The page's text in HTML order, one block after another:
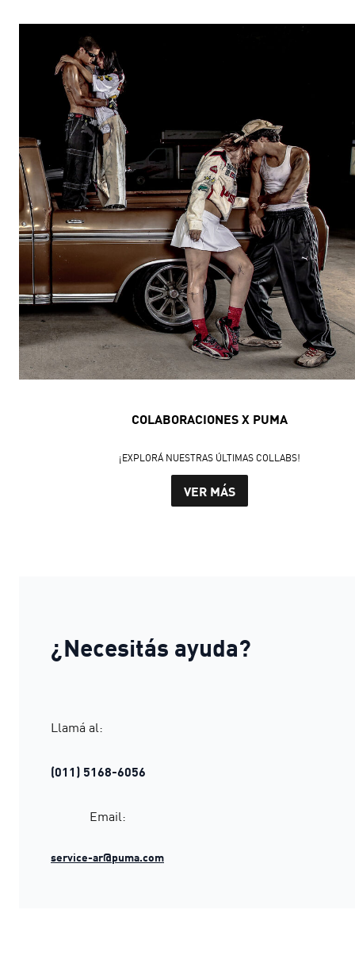
COLABORACIONES X PUMA
¡EXPLORÁ NUESTRAS ÚLTIMAS COLLABS!
VER MÁS
¿Necesitás ayuda?
Llamá al:
(011) 5168-6056
Email:
service-ar@puma.com